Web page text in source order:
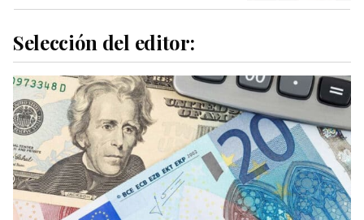
Selección del editor: